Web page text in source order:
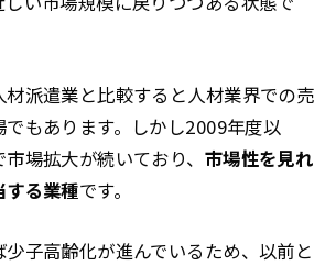
派遣業と比較すると人材業界での売
もあります。しかし2009年度以
場拡大が続いており、 市場性を見れ
する業種です。
子高齢化が進んでいるため、以前と